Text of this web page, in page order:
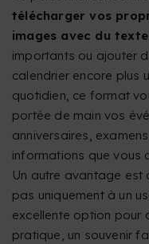
télécharger vos
images avec du texte
importants ou ajouter
calendrier encore plus
quotidien, ce format
portée de main vos
anniversaires,
informations que vous
Un autre avantage est
pas uniquement à un
excellente option pour
pratique, un souvenir